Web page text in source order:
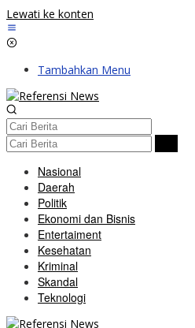
Lewati ke konten
Tambahkan Menu
Nasional
Daerah
Politik
Ekonomi dan Bisnis
Entertaiment
Kesehatan
Kriminal
Skandal
Teknologi